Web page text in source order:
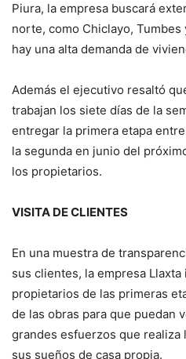
Piura, la empresa buscará
norte, como Chiclayo,
hay una alta demanda de
Además el ejecutivo resaltó
trabajan los siete días de la
entregar la primera etapa
la segunda en junio del
los propietarios.
VISITA DE CLIENTES
En una muestra de
sus clientes, la empresa
propietarios de las primeras
de las obras para que puedan
grandes esfuerzos que realiza
sus sueños de casa propia.